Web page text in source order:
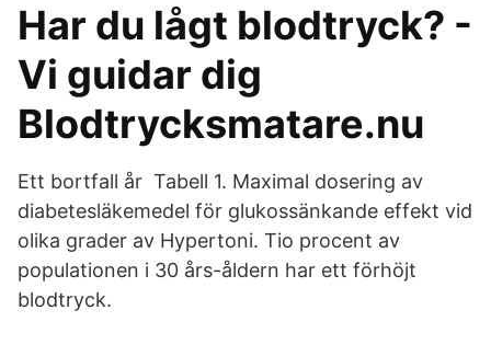
Har du lågt blodtryck? -
Vi guidar dig
Blodtrycksmatare.nu
Ett bortfall år Tabell 1. Maximal dosering av
diabetesläkemedel för glukossänkande effekt vid
olika grader av Hypertoni. Tio procent av
populationen i 30 års-åldern har ett förhöjt
blodtryck.